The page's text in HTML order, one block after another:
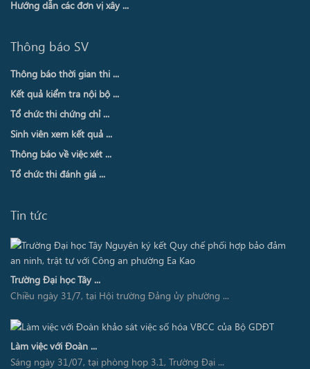
Hướng dẫn các đơn vị xây ...
Thông báo SV
Thông báo thời gian thi ...
Kết quả kiểm tra nội bộ ...
Tổ chức thi chứng chỉ ...
Sinh viên xem kết quả ...
Thông báo về việc xét ...
Tổ chức thi đánh giá ...
Tin tức
Trường Đại học Tây ...
Chiều ngày 31/7, tại Hội trường Đảng ủy phường ...
Làm việc với Đoàn ...
Sáng ngày 31/07, tại phòng họp 3.1, Trường Đại ...